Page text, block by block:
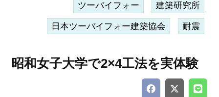
ツーバイフォー 建築研究所
日本ツーバイフォー建築協会 耐震
昭和女子大学で2×4工法を実体験